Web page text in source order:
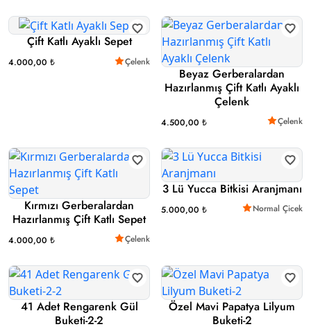
Çift Katlı Ayaklı Sepet
4.000,00 ₺ Çelenk
Beyaz Gerberalardan
Hazırlanmış Çift Katlı Ayaklı
Çelenk
4.500,00 ₺ Çelenk
Kırmızı Gerberalardan
Hazırlanmış Çift Katlı Sepet
4.000,00 ₺ Çelenk
3 Lü Yucca Bitkisi Aranjmanı
5.000,00 ₺ Normal Çicek
41 Adet Rengarenk Gül
Buketi-2-2
Özel Mavi Papatya Lilyum
Buketi-2